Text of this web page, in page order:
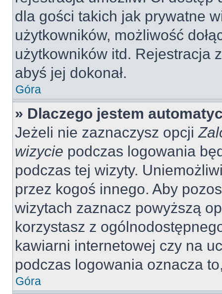
dla gości takich jak prywatne
użytkowników, możliwość
użytkowników itd. Rejestracja
abyś jej dokonał.
Góra
» Dlaczego jestem
Jeżeli nie zaznaczysz opcji
wizycie podczas logowania
podczas tej wizyty.
przez kogoś innego. Aby
wizytach zaznacz powyższą
korzystasz z
kawiarni internetowej czy na
podczas logowania oznacza
Góra